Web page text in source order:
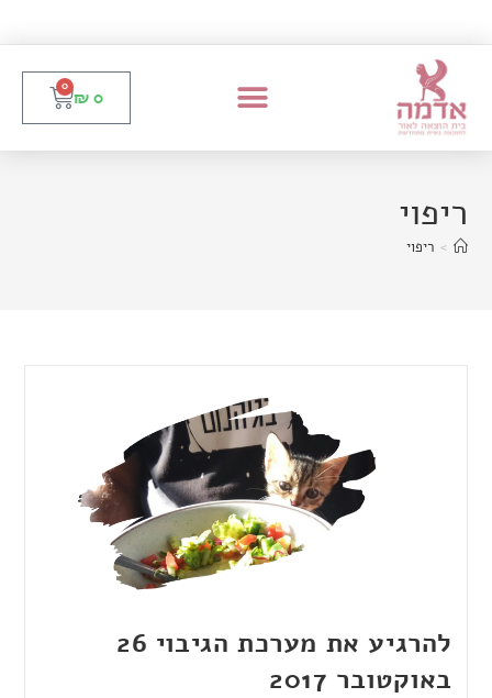
₪ 0
0
ריפוי
> ריפוי
להרגיע את מערכת הגיבוי 26
באוקטובר 2017